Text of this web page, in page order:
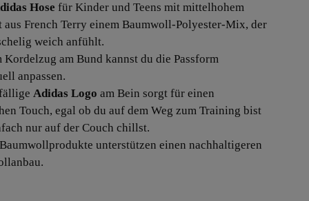
Hose für Kinder und Teens mit mittelhohem
aus French Terry einem Baumwoll-Polyester-Mix, der
weich anfühlt.
Kordelzug am Bund kannst du die Passform
anpassen.
Adidas Logo am Bein sorgt für einen
Touch, egal ob du auf dem Weg zum Training bist
nur auf der Couch chillst.
Baumwollprodukte unterstützen einen nachhaltigeren